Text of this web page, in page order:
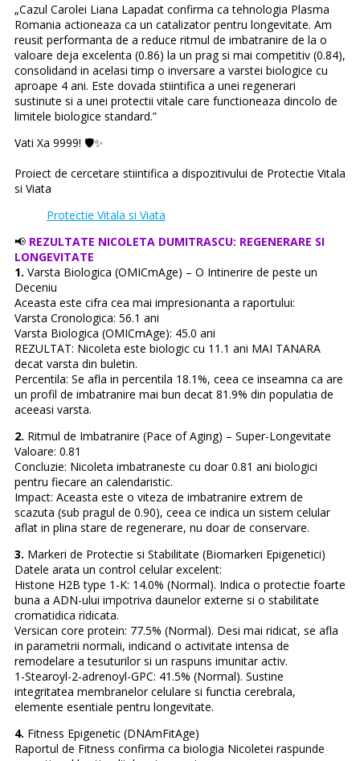
„Cazul Carolei Liana Lapadat confirma ca tehnologia Plasma
Romania actioneaza ca un catalizator pentru longevitate. Am
reusit performanta de a reduce ritmul de imbatranire de la o
valoare deja excelenta (0.86) la un prag si mai competitiv (0.84),
consolidand in acelasi timp o inversare a varstei biologice cu
aproape 4 ani. Este dovada stiintifica a unei regenerari
sustinute si a unei protectii vitale care functioneaza dincolo de
limitele biologice standard.”
Vati Xa 9999! 🛡️✨
Proiect de cercetare stiintifica a dispozitivului de Protectie Vitala
si Viata
Protectie Vitala si Viata
📢 REZULTATE NICOLETA DUMITRASCU: REGENERARE SI
LONGEVITATE
1. Varsta Biologica (OMICmAge) – O Intinerire de peste un
Deceniu
Aceasta este cifra cea mai impresionanta a raportului:
Varsta Cronologica: 56.1 ani
Varsta Biologica (OMICmAge): 45.0 ani
REZULTAT: Nicoleta este biologic cu 11.1 ani MAI TANARA
decat varsta din buletin.
Percentila: Se afla in percentila 18.1%, ceea ce inseamna ca are
un profil de imbatranire mai bun decat 81.9% din populatia de
aceeasi varsta.
2. Ritmul de Imbatranire (Pace of Aging) – Super-Longevitate
Valoare: 0.81
Concluzie: Nicoleta imbatraneste cu doar 0.81 ani biologici
pentru fiecare an calendaristic.
Impact: Aceasta este o viteza de imbatranire extrem de
scazuta (sub pragul de 0.90), ceea ce indica un sistem celular
aflat in plina stare de regenerare, nu doar de conservare.
3. Markeri de Protectie si Stabilitate (Biomarkeri Epigenetici)
Datele arata un control celular excelent:
Histone H2B type 1-K: 14.0% (Normal). Indica o protectie foarte
buna a ADN-ului impotriva daunelor externe si o stabilitate
cromatidica ridicata.
Versican core protein: 77.5% (Normal). Desi mai ridicat, se afla
in parametrii normali, indicand o activitate intensa de
remodelare a tesuturilor si un raspuns imunitar activ.
1-Stearoyl-2-adrenoyl-GPC: 41.5% (Normal). Sustine
integritatea membranelor celulare si functia cerebrala,
elemente esentiale pentru longevitate.
4. Fitness Epigenetic (DNAmFitAge)
Raportul de Fitness confirma ca biologia Nicoletei raspunde